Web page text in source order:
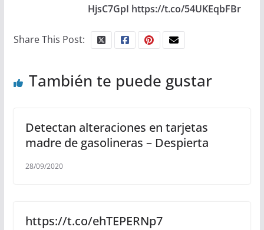
HjsC7GpI https://t.co/54UKEqbFBr
Share This Post:
También te puede gustar
Detectan alteraciones en tarjetas
madre de gasolineras – Despierta
28/09/2020
https://t.co/ehTEPERNp7